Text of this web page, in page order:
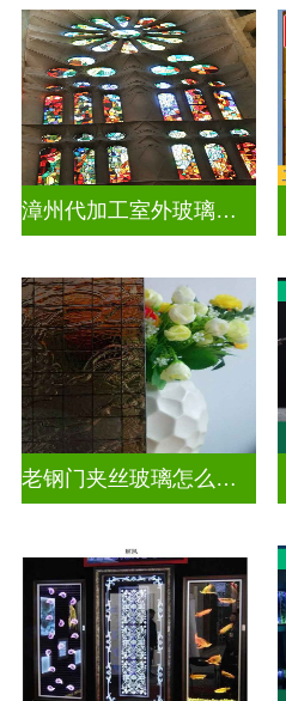
漳州代加工室外玻璃穹顶
老钢门夹丝玻璃怎么修复